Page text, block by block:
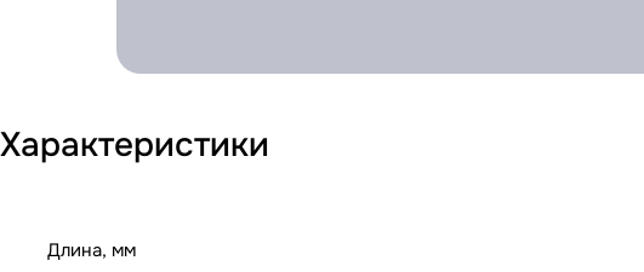
Характеристики
Длина, мм